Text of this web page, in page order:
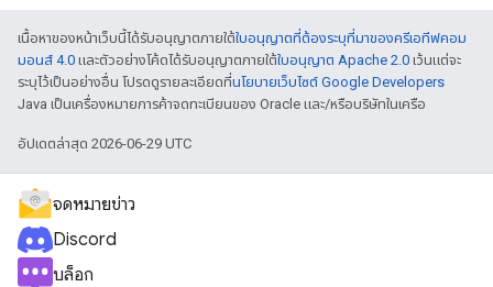
เนื้อหาของหน้าเว็บนี้ได้รับอนุญาตภายใต้ใบอนุญาตที่ต้องระบุที่มาของครีเอทีฟคอม
มอนส์ 4.0 และตัวอย่างโค้ดได้รับอนุญาตภายใต้ใบอนุญาต Apache 2.0 เว้นแต่จะ
ระบุไว้เป็นอย่างอื่น โปรดดูรายละเอียดที่นโยบายเว็บไซต์ Google Developers
Java เป็นเครื่องหมายการค้าจดทะเบียนของ Oracle และ/หรือบริษัทในเครือ
อัปเดตล่าสุด 2026-06-29 UTC
จดหมายข่าว
Discord
บล็อก